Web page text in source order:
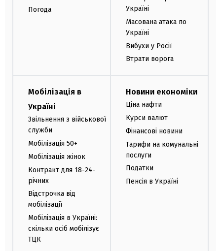
Погода
Україні
Масована атака по
Україні
Вибухи у Росії
Втрати ворога
Мобілізація в
Україні
Звільнення з військової
служби
Мобілізація 50+
Мобілізація жінок
Контракт для 18-24-
річних
Відстрочка від
мобілізації
Мобілізація в Україні:
скільки осіб мобілізує
ТЦК
Новини економіки
Ціна нафти
Курси валют
Фінансові новини
Тарифи на комунальні
послуги
Податки
Пенсія в Україні